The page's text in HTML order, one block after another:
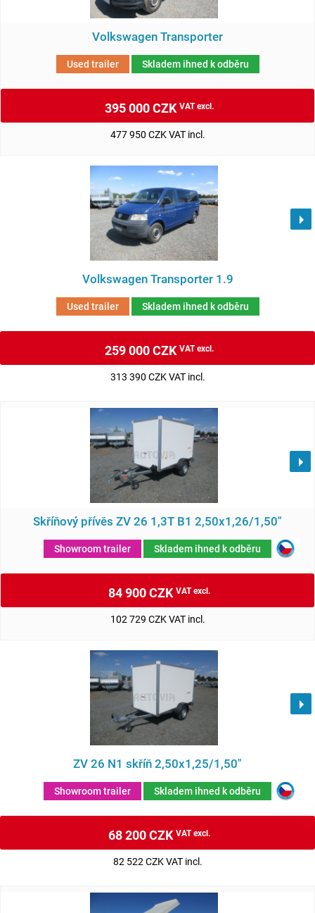
Volkswagen Transporter
Used trailer Skladem ihned k odběru
395 000 CZKVAT excl.
477 950 CZK VAT incl.
Volkswagen Transporter 1.9
Used trailer Skladem ihned k odběru
259 000 CZKVAT excl.
313 390 CZK VAT incl.
Skříňový přívěs ZV 26 1,3T B1 2,50x1,26/1,50"
Showroom trailer Skladem ihned k odběru
84 900 CZKVAT excl.
102 729 CZK VAT incl.
ZV 26 N1 skříň 2,50x1,25/1,50"
Showroom trailer Skladem ihned k odběru
68 200 CZKVAT excl.
82 522 CZK VAT incl.